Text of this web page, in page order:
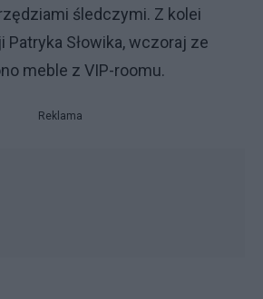
śledczymi. Z kolei
Patryka Słowika, wczoraj ze
meble z VIP-roomu.
Reklama